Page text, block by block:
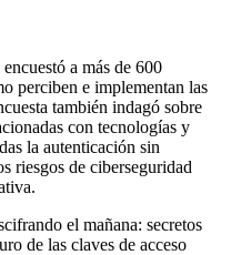
a más de 600
perciben e implementan las
también indagó sobre
con tecnologías y
la autenticación sin
riesgos de ciberseguridad
el mañana: secretos
de las claves de acceso